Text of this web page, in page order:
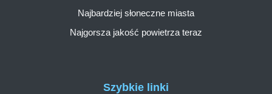
Szybkie linki
Najbardziej słoneczne miasta
Najgorsza jakość powietrza teraz